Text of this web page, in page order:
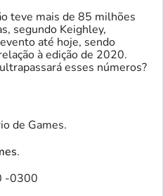
teve mais de 85 milhões
segundo Keighley,
até hoje, sendo
à edição de 2020.
esses números?
de Games.
.
-0300